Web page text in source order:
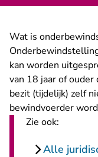
Wat is
kan worden
van 18 jaar of ouder
bezit (tijdelijk) zelf
bewindvoerder
Zie ook:
Alle